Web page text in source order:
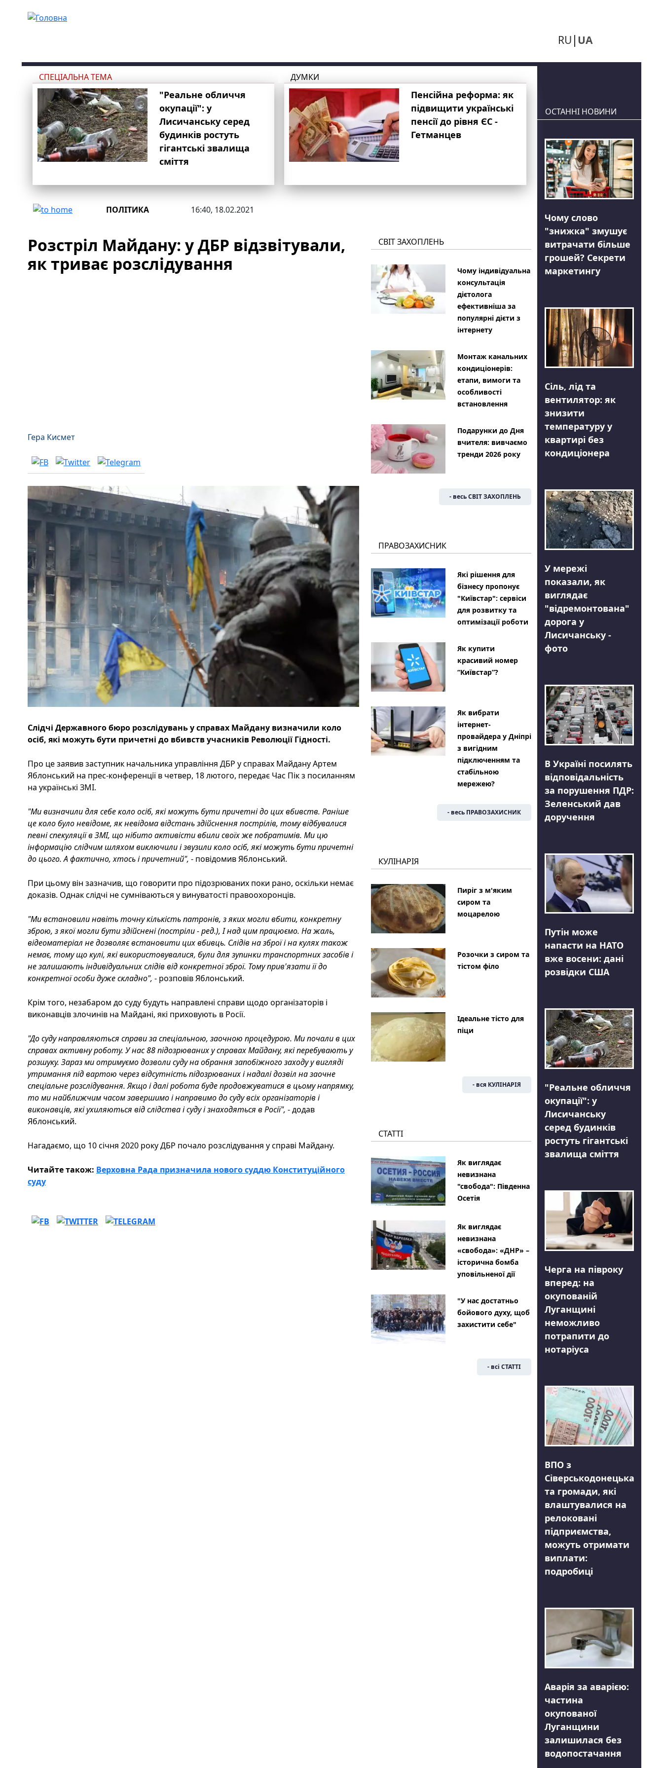
RU UA
СПЕЦІАЛЬНА ТЕМА
"Реальне обличчя
окупації": у
Лисичанську серед
будинків ростуть
гігантські звалища
сміття
ДУМКИ
Пенсійна реформа: як
підвищити українські
пенсії до рівня ЄС -
Гетманцев
ПОЛІТИКА 16:40, 18.02.2021
Розстріл Майдану: у ДБР відзвітували,
як триває розслідування
Гера Кисмет
Слідчі Державного бюро розслідувань у справах Майдану визначили коло
осіб, які можуть бути причетні до вбивств учасників Революції Гідності.
Про це заявив заступник начальника управління ДБР у справах Майдану Артем
Яблонський на прес-конференції в четвер, 18 лютого, передає Час Пік з посиланням
на українські ЗМІ.
"Ми визначили для себе коло осіб, які можуть бути причетні до цих вбивств. Раніше
це коло було невідоме, як невідома відстань здійснення пострілів, тому відбувалися
певні спекуляції в ЗМІ, що нібито активісти вбили своїх же побратимів. Ми цю
інформацію слідчим шляхом виключили і звузили коло осіб, які можуть бути причетні
до цього. А фактично, хтось і причетний", - повідомив Яблонський.
При цьому він зазначив, що говорити про підозрюваних поки рано, оскільки немає
доказів. Однак слідчі не сумніваються у винуватості правоохоронців.
"Ми встановили навіть точну кількість патронів, з яких могли вбити, конкретну
зброю, з якої могли бути здійснені (постріли - ред.), І над цим працюємо. На жаль,
відеоматеріал не дозволяє встановити цих вбивць. Слідів на зброї і на кулях також
немає, тому що кулі, які використовувалися, були для зупинки транспортних засобів і
не залишають індивідуальних слідів від конкретної зброї. Тому прив'язати її до
конкретної особи дуже складно", - розповів Яблонський.
Крім того, незабаром до суду будуть направлені справи щодо організаторів і
виконавців злочинів на Майдані, які приховують в Росії.
"До суду направляються справи за спеціальною, заочною процедурою. Ми почали в цих
справах активну роботу. У нас 88 підозрюваних у справах Майдану, які перебувають у
розшуку. Зараз ми отримуємо дозволи суду на обрання запобіжного заходу у вигляді
утримання під вартою через відсутність підозрюваних і надалі дозвіл на заочне
спеціальне розслідування. Якщо і далі робота буде продовжуватися в цьому напрямку,
то ми найближчим часом завершимо і направимо до суду всіх організаторів і
виконавців, які ухиляються від слідства і суду і знаходяться в Росії", - додав
Яблонський.
Нагадаємо, що 10 січня 2020 року ДБР почало розслідування у справі Майдану.
Читайте також: Верховна Рада призначила нового суддю Конституційного
суду
СВІТ ЗАХОПЛЕНЬ
Чому індивідуальна
консультація
дієтолога
ефективніша за
популярні дієти з
інтернету
Монтаж канальних
кондиціонерів:
етапи, вимоги та
особливості
встановлення
Подарунки до Дня
вчителя: вивчаємо
тренди 2026 року
- весь СВІТ ЗАХОПЛЕНЬ
ПРАВОЗАХИСНИК
Які рішення для
бізнесу пропонує
"Київстар": сервіси
для розвитку та
оптимізації роботи
Як купити
красивий номер
“Київстар”?
Як вибрати
інтернет-
провайдера у Дніпрі
з вигідним
підключенням та
стабільною
мережею?
- весь ПРАВОЗАХИСНИК
КУЛІНАРІЯ
Пиріг з м'яким
сиром та
моцарелою
Розочки з сиром та
тістом філо
Ідеальне тісто для
піци
- вся КУЛІНАРІЯ
СТАТТІ
Як виглядає
невизнана
"свобода": Південна
Осетія
Як виглядає
невизнана
«свобода»: «ДНР» –
історична бомба
уповільненої дії
"У нас достатньо
бойового духу, щоб
захистити себе"
- всі СТАТТІ
ОСТАННІ НОВИНИ
Чому слово
"знижка" змушує
витрачати більше
грошей? Секрети
маркетингу
Сіль, лід та
вентилятор: як
знизити
температуру у
квартирі без
кондиціонера
У мережі
показали, як
виглядає
"відремонтована"
дорога у
Лисичанську -
фото
В Україні посилять
відповідальність
за порушення ПДР:
Зеленський дав
доручення
Путін може
напасти на НАТО
вже восени: дані
розвідки США
"Реальне обличчя
окупації": у
Лисичанську
серед будинків
ростуть гігантські
звалища сміття
Черга на півроку
вперед: на
окупованій
Луганщині
неможливо
потрапити до
нотаріуса
ВПО з
Сіверськодонецька
та громади, які
влаштувалися на
релоковані
підприємства,
можуть отримати
виплати:
подробиці
Аварія за аварією:
частина
окупованої
Луганщини
залишилася без
водопостачання